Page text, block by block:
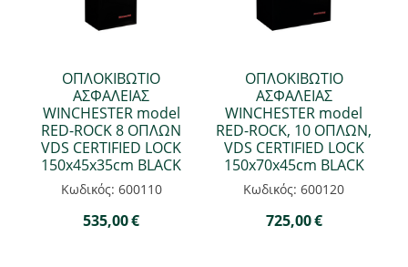
ΟΠΛΟΚΙΒΩΤΙΟ
ΑΣΦΑΛΕΙΑΣ
WINCHESTER model
RED-ROCK 8 ΟΠΛΩΝ
VDS CERTIFIED LOCK
150x45x35cm BLACK
Κωδικός: 600110
535,00€
ΟΠΛΟΚΙΒΩΤΙΟ
ΑΣΦΑΛΕΙΑΣ
WINCHESTER model
RED-ROCK, 10 ΟΠΛΩΝ,
VDS CERTIFIED LOCK
150x70x45cm BLACK
Κωδικός: 600120
725,00€